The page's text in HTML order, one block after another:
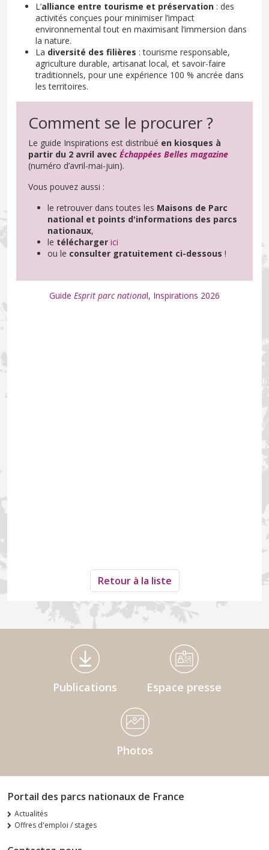
L’alliance entre tourisme et préservation : des
activités conçues pour minimiser l’impact
environnemental tout en maximisant l’immersion dans
la nature.
La diversité des filières : tourisme responsable,
agriculture durable, artisanat local, et savoir-faire
traditionnels, pour une expérience 100 % ancrée dans
les territoires.
Comment se le procurer ?
Le guide Inspirations est distribué en kiosques à
partir du 2 avril avec Échappées Belles magazine
(numéro d’avril-mai-juin).
Vous pouvez aussi :
le retrouver dans toutes les Maisons de Parc
national et points d'informations des parcs
nationaux,
le télécharger ici
ou le consulter gratuitement ci-dessous !
Guide Esprit parc national, Inspirations 2026
Retour à la liste
Médiathèque Footer
Publications Espace presse
Photos
Portail des parcs nationaux de France
Actualités
Offres d'emploi / stages